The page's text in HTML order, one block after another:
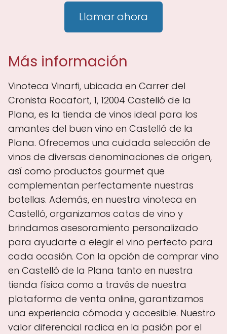
Llamar ahora
Más información
Vinoteca Vinarfi, ubicada en Carrer del
Cronista Rocafort, 1, 12004 Castelló de la
Plana, es la tienda de vinos ideal para los
amantes del buen vino en Castelló de la
Plana. Ofrecemos una cuidada selección de
vinos de diversas denominaciones de origen,
así como productos gourmet que
complementan perfectamente nuestras
botellas. Además, en nuestra vinoteca en
Castelló, organizamos catas de vino y
brindamos asesoramiento personalizado
para ayudarte a elegir el vino perfecto para
cada ocasión. Con la opción de comprar vino
en Castelló de la Plana tanto en nuestra
tienda física como a través de nuestra
plataforma de venta online, garantizamos
una experiencia cómoda y accesible. Nuestro
valor diferencial radica en la pasión por el